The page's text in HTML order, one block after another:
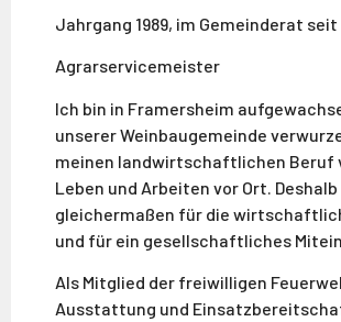
Jahrgang 1989, im Gemeinderat seit
Agrarservicemeister
Ich bin in Framersheim
unserer Weinbaugemeinde
meinen landwirtschaftlichen Beruf
Leben und Arbeiten vor Ort.
gleichermaßen für die
und für ein gesellschaftliches
Als Mitglied der freiwilligen
Ausstattung und